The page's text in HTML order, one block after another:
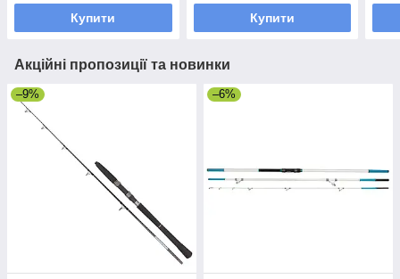
Купити Купити
Акційні пропозиції та новинки
–9% –6%